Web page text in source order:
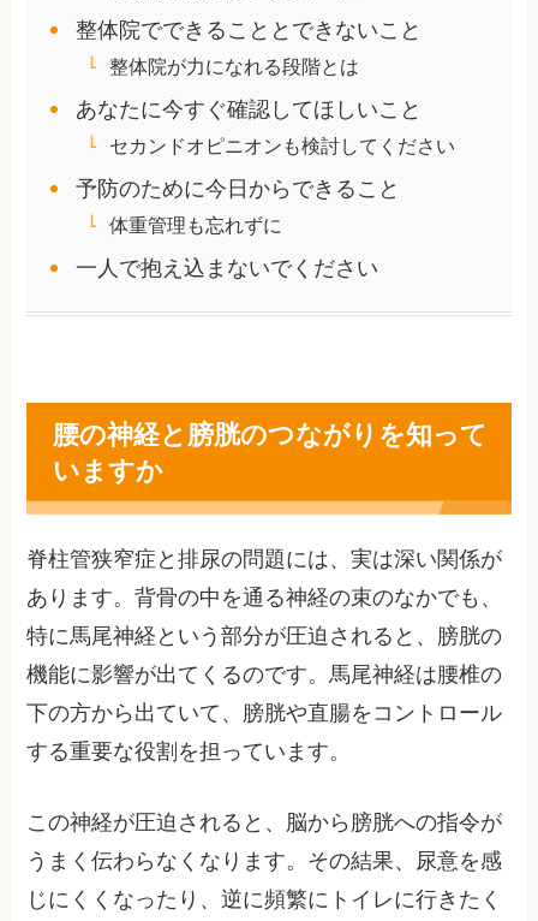
整体院でできることとできないこと
整体院が力になれる段階とは
あなたに今すぐ確認してほしいこと
セカンドオピニオンも検討してください
予防のために今日からできること
体重管理も忘れずに
一人で抱え込まないでください
腰の神経と膀胱のつながりを知って
いますか
脊柱管狭窄症と排尿の問題には、実は深い関係が
あります。背骨の中を通る神経の束のなかでも、
特に馬尾神経という部分が圧迫されると、膀胱の
機能に影響が出てくるのです。馬尾神経は腰椎の
下の方から出ていて、膀胱や直腸をコントロール
する重要な役割を担っています。
この神経が圧迫されると、脳から膀胱への指令が
うまく伝わらなくなります。その結果、尿意を感
じにくくなったり、逆に頻繁にトイレに行きたく